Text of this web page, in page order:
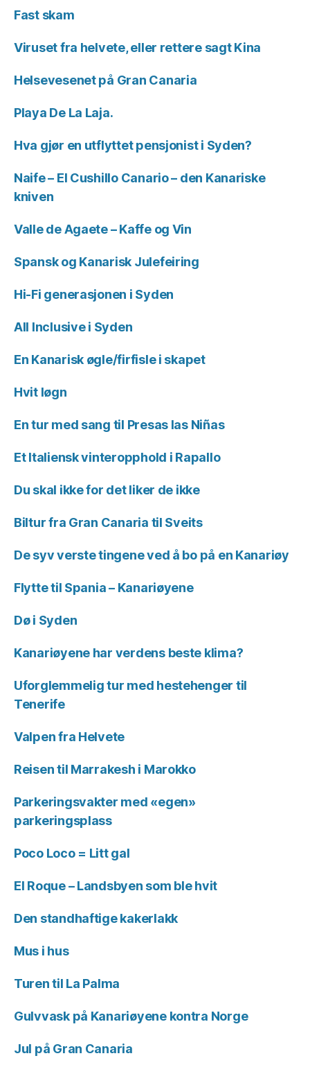
Fast skam
Viruset fra helvete, eller rettere sagt Kina
Helsevesenet på Gran Canaria
Playa De La Laja.
Hva gjør en utflyttet pensjonist i Syden?
Naife – El Cushillo Canario – den Kanariske
kniven
Valle de Agaete – Kaffe og Vin
Spansk og Kanarisk Julefeiring
Hi-Fi generasjonen i Syden
All Inclusive i Syden
En Kanarisk øgle/firfisle i skapet
Hvit løgn
En tur med sang til Presas las Niñas
Et Italiensk vinteropphold i Rapallo
Du skal ikke for det liker de ikke
Biltur fra Gran Canaria til Sveits
De syv verste tingene ved å bo på en Kanariøy
Flytte til Spania – Kanariøyene
Dø i Syden
Kanariøyene har verdens beste klima?
Uforglemmelig tur med hestehenger til
Tenerife
Valpen fra Helvete
Reisen til Marrakesh i Marokko
Parkeringsvakter med «egen»
parkeringsplass
Poco Loco = Litt gal
El Roque – Landsbyen som ble hvit
Den standhaftige kakerlakk
Mus i hus
Turen til La Palma
Gulvvask på Kanariøyene kontra Norge
Jul på Gran Canaria